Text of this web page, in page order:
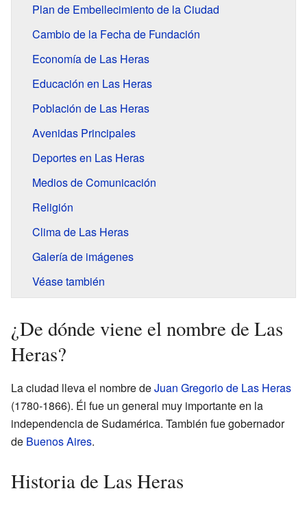
Plan de Embellecimiento de la Ciudad
Cambio de la Fecha de Fundación
Economía de Las Heras
Educación en Las Heras
Población de Las Heras
Avenidas Principales
Deportes en Las Heras
Medios de Comunicación
Religión
Clima de Las Heras
Galería de imágenes
Véase también
¿De dónde viene el nombre de Las
Heras?
La ciudad lleva el nombre deJuan Gregorio de Las Heras
(1780-1866). Él fue un general muy importante en la
independencia de Sudamérica. También fue gobernador
de Buenos Aires.
Historia de Las Heras